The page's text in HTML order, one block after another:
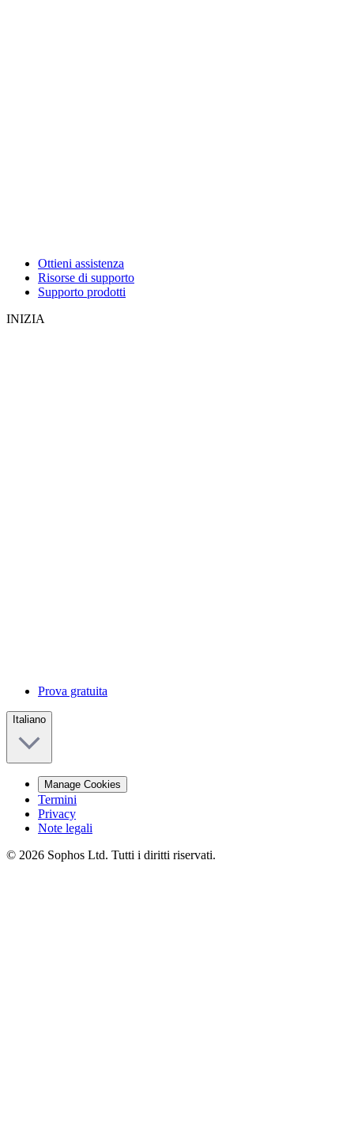
Ottieni assistenza
Risorse di supporto
Supporto prodotti
INIZIA
Prova gratuita
Italiano
Manage Cookies
Termini
Privacy
Note legali
© 2026 Sophos Ltd. Tutti i diritti riservati.